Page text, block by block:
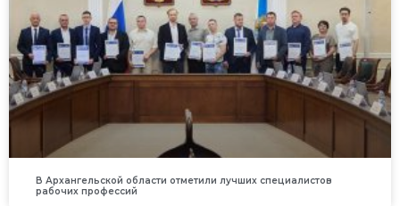
В Архангельской области отметили лучших специалистов
рабочих профессий